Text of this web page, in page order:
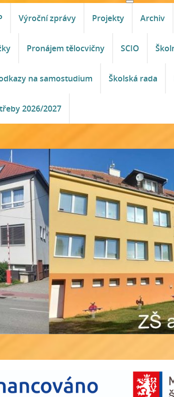
Výroční zprávy Projekty Archiv
Pronájem tělocvičny SCIO
na samostudium Školská rada
2026/2027